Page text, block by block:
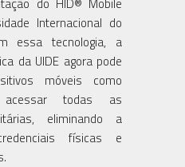
Internacional do
essa tecnologia, a
da UIDE agora pode
móveis como
acessar todas as
eliminando a
físicas e